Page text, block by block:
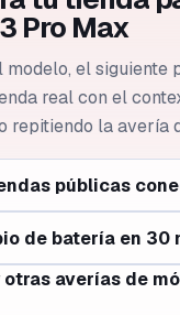
Pro Max
modelo, el siguiente
real con el
repitiendo la avería
públicas
de batería en 30
otras averías de